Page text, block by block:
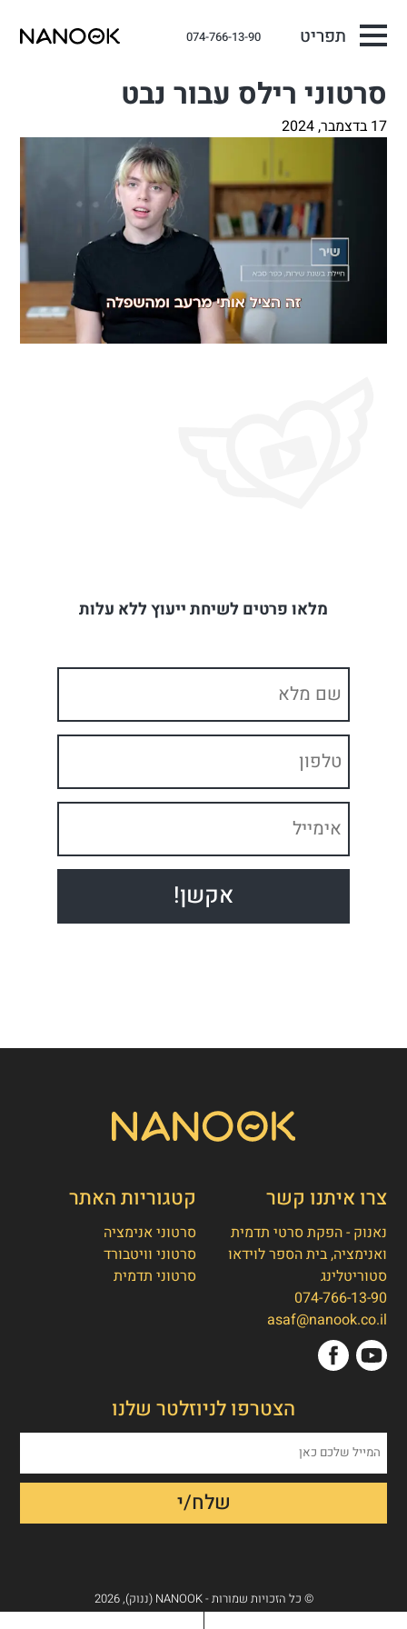
תפריט 074-766-13-90
סרטוני רילס עבור נבט
17 בדצמבר, 2024
מלאו פרטים לשיחת ייעוץ ללא עלות
צרו איתנו קשר
נאנוק - הפקת סרטי תדמית
ואנימציה, בית הספר לוידאו
סטוריטלינג
074-766-13-90
asaf@nanook.co.il
קטגוריות האתר
סרטוני אנימציה
סרטוני וויטבורד
סרטוני תדמית
הצטרפו לניוזלטר שלנו
© כל הזכויות שמורות - NANOOK (ננוק), 2026
לאתר שלנו!
איך אפשר לעזור לכם היום?
1. הפקת סרט תדמית/אנימציה
2. הטוסטר חבילת סרטוני טסטמוניאלס -
4. אחר